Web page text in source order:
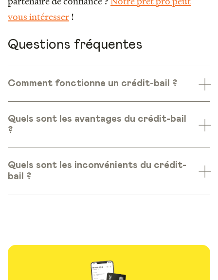
vous intéresser!
Questions fréquentes
Comment fonctionne un crédit-bail ?
Quels sont les avantages du crédit-bail
?
Quels sont les inconvénients du crédit-
bail ?